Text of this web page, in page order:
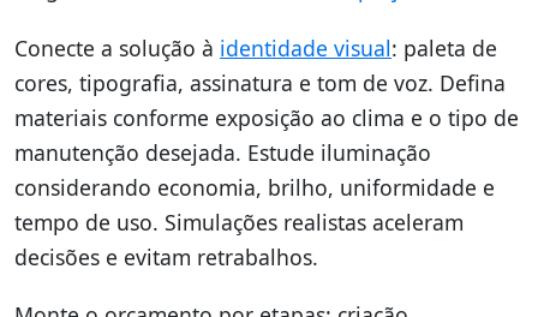
Conecte a solução à identidade visual: paleta de
cores, tipografia, assinatura e tom de voz. Defina
materiais conforme exposição ao clima e o tipo de
manutenção desejada. Estude iluminação
considerando economia, brilho, uniformidade e
tempo de uso. Simulações realistas aceleram
decisões e evitam retrabalhos.